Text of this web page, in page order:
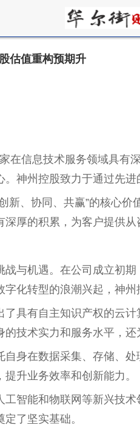
估值重构预期升
在信息技术服务领域具有
神州控股致力于通过先
新、协同、共赢”的核心
厚的积累，为客户提供从
战与机遇。在公司成立初
化转型的浪潮兴起，神
具有自主知识产权的云
技术实力和服务水平，还
身在数据采集、存储、
升业务效率和创新能力。
工智能和物联网等新兴技
了坚实基础。